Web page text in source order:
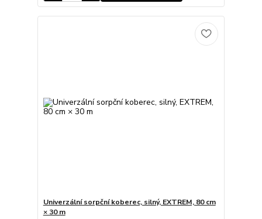
Univerzální sorpční koberec, silný, EXTREM, 80 cm
× 30 m